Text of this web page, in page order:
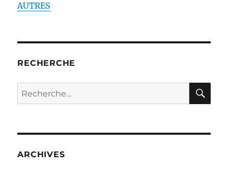
AUTRES
RECHERCHE
Recherche
pour :
ARCHIVES